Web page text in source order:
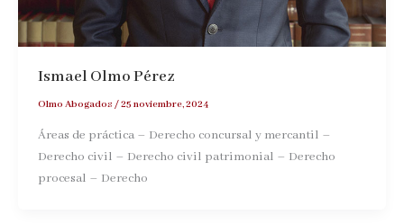
Ismael Olmo Pérez
Olmo Abogados /25 noviembre, 2024
Áreas de práctica – Derecho concursal y mercantil –
Derecho civil – Derecho civil patrimonial – Derecho
procesal – Derecho